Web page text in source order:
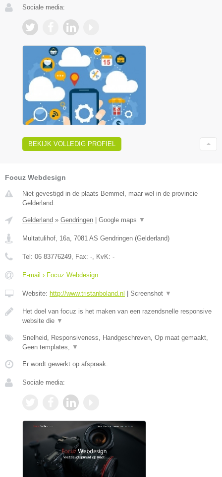
Sociale media:
BEKIJK VOLLEDIG PROFIEL
Focuz Webdesign
Niet gevestigd in de plaats Bemmel, maar wel in de provincie
Gelderland.
Gelderland » Gendringen | Google maps ▼
Multatulihof, 16a 7081 AS Gendringen (Gelderland)
Tel: 06 83776249 , Fax: - , KvK: -
E-mail › Focuz Webdesign
Website: http://www.tristanboland.nl | Screenshot ▼
Het doel van focuz is het maken van een razendsnelle responsive
website die ▼
Snelheid, Responsiveness, Handgeschreven, Op maat gemaakt,
Geen templates,
▼
Er wordt gewerkt op afspraak.
Sociale media: